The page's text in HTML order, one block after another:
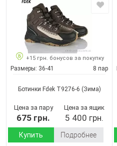
+15 грн. бонусов за покупку
Размеры: 36-41 8 пар
Ботинки Fdek T9276-6 (Зима)
Цена за пару
675 грн.
Цена за ящик
5 400 грн.
Купить Подробнее